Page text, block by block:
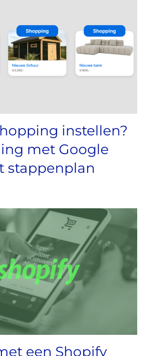
instellen?
met Google
stappenplan
een Shopify